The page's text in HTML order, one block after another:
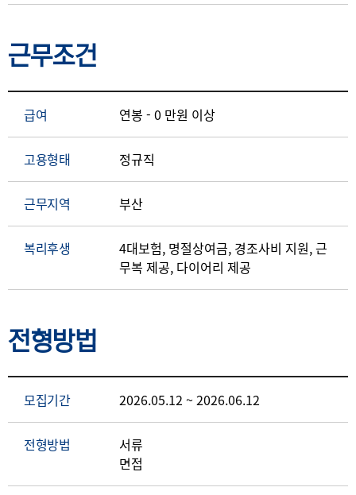
근무조건
급여 연봉 - 0 만원 이상
고용형태 정규직
근무지역 부산
복리후생
4대보험, 명절상여금, 경조사비 지원, 근
무복 제공, 다이어리 제공
전형방법
모집기간 2026.05.12 ~ 2026.06.12
전형방법
서류
면접